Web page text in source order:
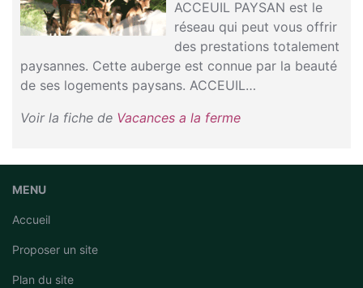
ACCEUIL PAYSAN est le
réseau qui peut vous offrir
des prestations totalement
paysannes. Cette auberge est connue par la beauté
de ses logements paysans. ACCEUIL…
Voir la fiche de Vacances a la ferme
MENU
Accueil
Proposer un site
Plan du site